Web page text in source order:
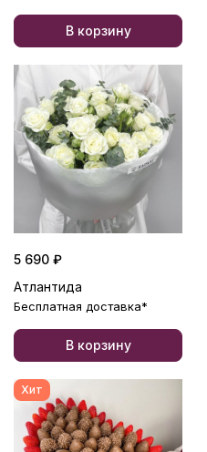
В корзину
5 690 ₽
Атлантида
Бесплатная доставка*
В корзину
Хит